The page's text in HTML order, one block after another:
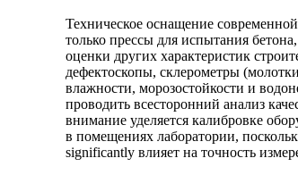
Техническое оснащение
только прессы для испытания
оценки других характеристик
дефектоскопы, склерометры
влажности, морозостойкости и
проводить всесторонний анализ
внимание уделяется калибровке
в помещениях лаборатории,
significantly влияет на точность